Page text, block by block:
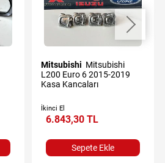
Mitsubishi
L200 Euro 6 2015-2019
Kasa Kancaları
İkinci El
6.843,30 TL
Sepete Ekle